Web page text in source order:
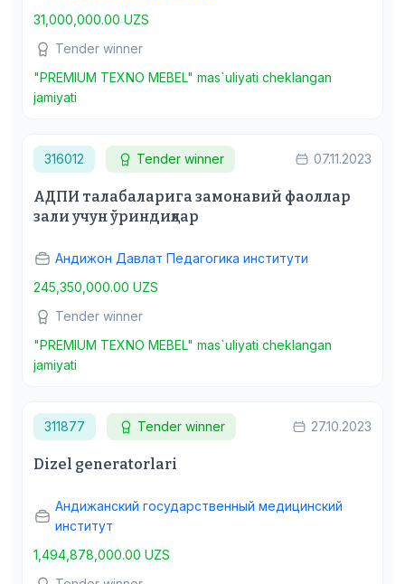
31,000,000.00 UZS
Tender winner
"PREMIUM TEXNO MEBEL" mas`uliyati cheklangan
jamiyati
316012 Tender winner 07.11.2023
АДПИ талабаларига замонавий фаоллар
зали учун ўриндиқлар
Андижон Давлат Педагогика институти
245,350,000.00 UZS
Tender winner
"PREMIUM TEXNO MEBEL" mas`uliyati cheklangan
jamiyati
311877 Tender winner 27.10.2023
Dizel generatorlari
Андижанский государственный медицинский
институт
1,494,878,000.00 UZS